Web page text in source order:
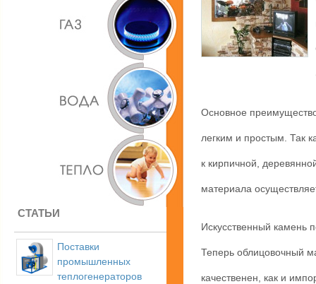
СТАТЬИ
Поставки
промышленных
теплогенераторов
Основное
легким и простым. Так
к кирпичной,
материала
Искусственный камень
Теперь облицовочный
качественен, как и